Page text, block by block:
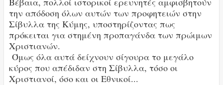
την απόδοση όλων αυτών των προφητειών στην
Σίβυλλα της Κύμης, υποστηρίζοντας πως
πρόκειται για στημένη προπαγάνδα των πρώιμων
Χριστιανών.
Όμως όλα αυτά δείχνουν σίγουρα το μεγάλο
κύρος που απέδιδαν στη Σίβυλλα, τόσο οι
Χριστιανοί, όσο και οι Εθνικοί...